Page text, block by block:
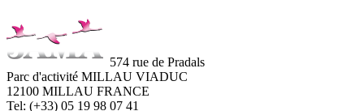
574 rue de Pradals
Parc d'activité MILLAU VIADUC
12100 MILLAU FRANCE
Tel: (+33) 05 19 98 07 41